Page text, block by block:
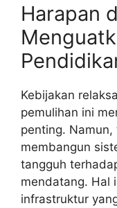
Harapan
Kebijakan
pemulihan ini
penting.
membangun
tangguh
mendatang. Hal
infrastruktur